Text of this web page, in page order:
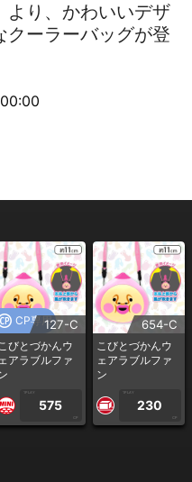
より、かわいいデザ
クーラーバッグが登
CP専用127-C
びとづかんウ
ェアラブルファ
1PLAY
575
CP
654-C
こびとづかんウ
ェアラブルファ
ン
1PLAY
230
CP